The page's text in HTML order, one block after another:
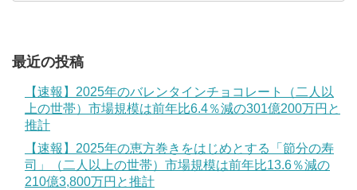
最近の投稿
【速報】2025年のバレンタインチョコレート（二人以
上の世帯）市場規模は前年比6.4％減の301億200万円と
推計
【速報】2025年の恵方巻きをはじめとする「節分の寿
司」（二人以上の世帯）市場規模は前年比13.6％減の
210億3,800万円と推計